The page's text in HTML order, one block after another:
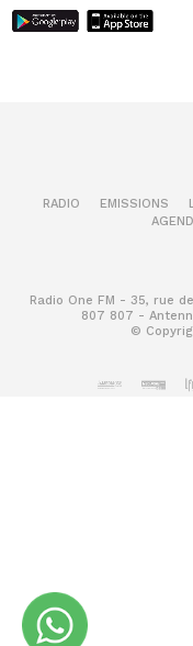
RADIO EMISSIONS
Radio One FM - 35, rue
807 807 -
©